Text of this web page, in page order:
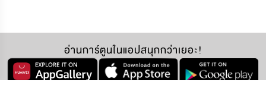
อ่านการ์ตูนในแอปสนุกกว่าเยอะ!